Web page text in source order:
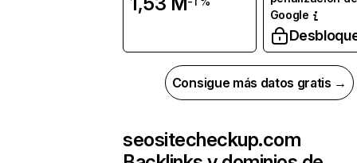
Google
Consigue más datos gratis →
seositecheckup.com